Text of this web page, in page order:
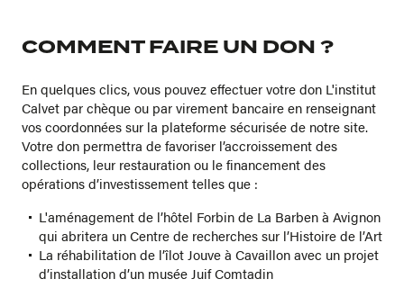
COMMENT FAIRE UN DON ?
En quelques clics, vous pouvez effectuer votre don L'institut
Calvet par chèque ou par virement bancaire en renseignant
vos coordonnées sur la plateforme sécurisée de notre site.
Votre don permettra de favoriser l’accroissement des
collections, leur restauration ou le financement des
opérations d’investissement telles que :
L'aménagement de l’hôtel Forbin de La Barben à Avignon
qui abritera un Centre de recherches sur l’Histoire de l’Art
La réhabilitation de l’îlot Jouve à Cavaillon avec un projet
d’installation d’un musée Juif Comtadin